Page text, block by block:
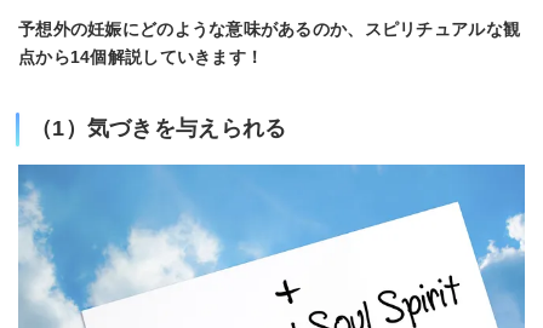
予想外の妊娠にどのような意味があるのか、スピリチュアルな観
点から14個解説していきます！
（1）気づきを与えられる